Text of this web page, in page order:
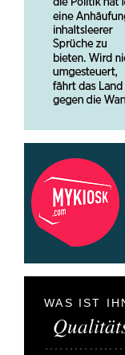
WAS IST